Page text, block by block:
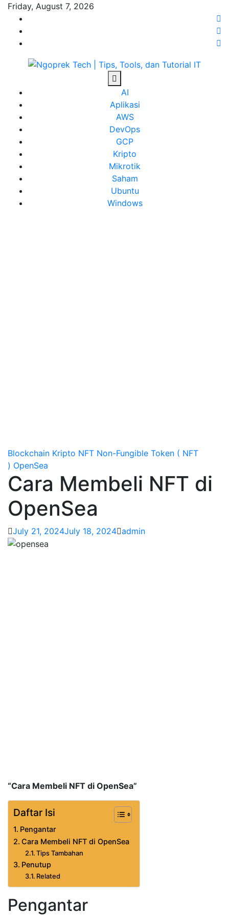
Skip
content
Friday, August 7, 2026
Ngoprek Tech | Tips, Tools, dan Tutorial IT
Berbagi Ilmu, Ngoprek Teknologi Tanpa Batas
AI
Aplikasi
AWS
DevOps
GCP
Kripto
Mikrotik
Saham
Ubuntu
Windows
Blockchain Kripto NFT Non-Fungible Token ( NFT
) OpenSea
Cara Membeli NFT di
OpenSea
July 21, 2024July 18, 2024 admin
“Cara Membeli NFT di OpenSea”
Daftar Isi
Pengantar
Cara Membeli NFT di OpenSea
Tips Tambahan
Penutup
Related
Pengantar